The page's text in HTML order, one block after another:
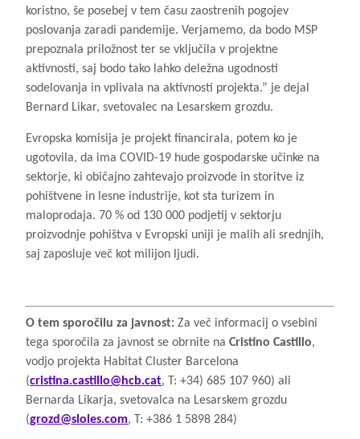
koristno, še posebej v tem času zaostrenih pogojev
poslovanja zaradi pandemije. Verjamemo, da bodo MSP
prepoznala priložnost ter se vključila v projektne
aktivnosti, saj bodo tako lahko deležna ugodnosti
sodelovanja in vplivala na aktivnosti projekta.” je dejal
Bernard Likar, svetovalec na Lesarskem grozdu.
Evropska komisija je projekt financirala, potem ko je
ugotovila, da ima COVID-19 hude gospodarske učinke na
sektorje, ki običajno zahtevajo proizvode in storitve iz
pohištvene in lesne industrije, kot sta turizem in
maloprodaja. 70 % od 130 000 podjetij v sektorju
proizvodnje pohištva v Evropski uniji je malih ali srednjih,
saj zaposluje več kot milijon ljudi.
O tem sporočilu za javnost: Za več informacij o vsebini
tega sporočila za javnost se obrnite naCristino Castillo,
vodjo projekta Habitat Cluster Barcelona
(cristina.castillo@hcb.cat, T: +34) 685 107 960) ali
Bernarda Likarja, svetovalca na Lesarskem grozdu
(grozd@sloles.com, T: +386 1 5898 284)